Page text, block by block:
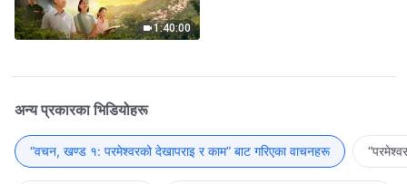
1:40:00
अन्य प्रकारका भिडियोहरू
“वचन, खण्ड १: परमेश्‍वरको देखापराइ र काम” बाट गरिएका वाचनहरू